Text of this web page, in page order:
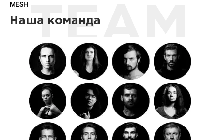
TEAM
MESH
Наша команда